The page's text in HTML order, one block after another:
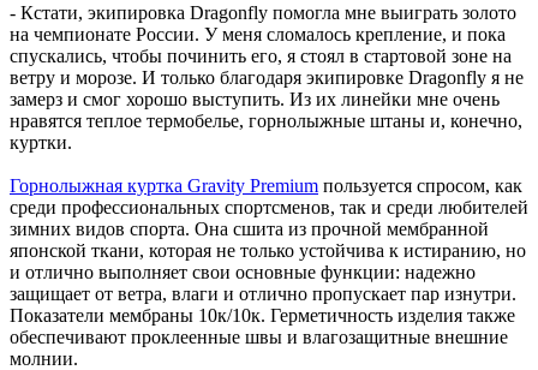
- Кстати, экипировка Dragonfly помогла мне выиграть золото
на чемпионате России. У меня сломалось крепление, и пока
спускались, чтобы починить его, я стоял в стартовой зоне на
ветру и морозе. И только благодаря экипировке Dragonfly я не
замерз и смог хорошо выступить. Из их линейки мне очень
нравятся теплое термобелье, горнолыжные штаны и, конечно,
куртки.
Горнолыжная куртка Gravity Premium пользуется спросом, как
среди профессиональных спортсменов, так и среди любителей
зимних видов спорта. Она сшита из прочной мембранной
японской ткани, которая не только устойчива к истиранию, но
и отлично выполняет свои основные функции: надежно
защищает от ветра, влаги и отлично пропускает пар изнутри.
Показатели мембраны 10к/10к. Герметичность изделия также
обеспечивают проклеенные швы и влагозащитные внешние
молнии.